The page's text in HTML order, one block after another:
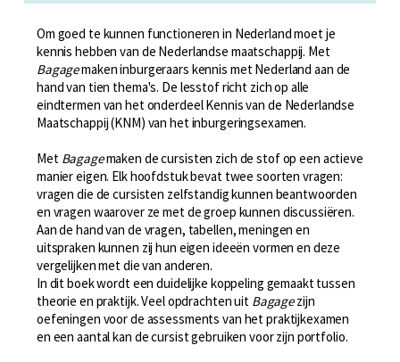
Om goed te kunnen functioneren in Nederland moet je
kennis hebben van de Nederlandse maatschappij. Met
Bagagemaken inburgeraars kennis met Nederland aan de
hand van tien thema's. De lesstof richt zich op alle
eindtermen van het onderdeel Kennis van de Nederlandse
Maatschappij (KNM) van het inburgeringsexamen.
Met Bagagemaken de cursisten zich de stof op een actieve
manier eigen. Elk hoofdstuk bevat twee soorten vragen:
vragen die de cursisten zelfstandig kunnen beantwoorden
en vragen waarover ze met de groep kunnen discussiëren.
Aan de hand van de vragen, tabellen, meningen en
uitspraken kunnen zij hun eigen ideeën vormen en deze
vergelijken met die van anderen.
In dit boek wordt een duidelijke koppeling gemaakt tussen
theorie en praktijk. Veel opdrachten uit Bagagezijn
oefeningen voor de assessments van het praktijkexamen
en een aantal kan de cursist gebruiken voor zijn portfolio.